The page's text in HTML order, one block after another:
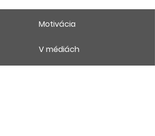
Motivácia
V médiách